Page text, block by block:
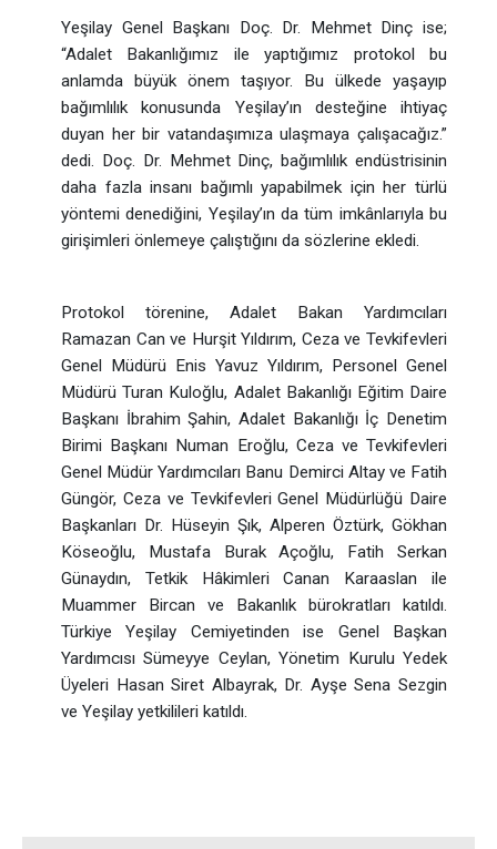
Yeşilay Genel Başkanı Doç. Dr. Mehmet Dinç ise;
“Adalet Bakanlığımız ile yaptığımız protokol bu
anlamda büyük önem taşıyor. Bu ülkede yaşayıp
bağımlılık konusunda Yeşilay’ın desteğine ihtiyaç
duyan her bir vatandaşımıza ulaşmaya çalışacağız.”
dedi. Doç. Dr. Mehmet Dinç, bağımlılık endüstrisinin
daha fazla insanı bağımlı yapabilmek için her türlü
yöntemi denediğini, Yeşilay’ın da tüm imkânlarıyla bu
girişimleri önlemeye çalıştığını da sözlerine ekledi.
Protokol törenine, Adalet Bakan Yardımcıları
Ramazan Can ve Hurşit Yıldırım, Ceza ve Tevkifevleri
Genel Müdürü Enis Yavuz Yıldırım, Personel Genel
Müdürü Turan Kuloğlu, Adalet Bakanlığı Eğitim Daire
Başkanı İbrahim Şahin, Adalet Bakanlığı İç Denetim
Birimi Başkanı Numan Eroğlu, Ceza ve Tevkifevleri
Genel Müdür Yardımcıları Banu Demirci Altay ve Fatih
Güngör, Ceza ve Tevkifevleri Genel Müdürlüğü Daire
Başkanları Dr. Hüseyin Şık, Alperen Öztürk, Gökhan
Köseoğlu, Mustafa Burak Açoğlu, Fatih Serkan
Günaydın, Tetkik Hâkimleri Canan Karaaslan ile
Muammer Bircan ve Bakanlık bürokratları katıldı.
Türkiye Yeşilay Cemiyetinden ise Genel Başkan
Yardımcısı Sümeyye Ceylan, Yönetim Kurulu Yedek
Üyeleri Hasan Siret Albayrak, Dr. Ayşe Sena Sezgin
ve Yeşilay yetkilileri katıldı.